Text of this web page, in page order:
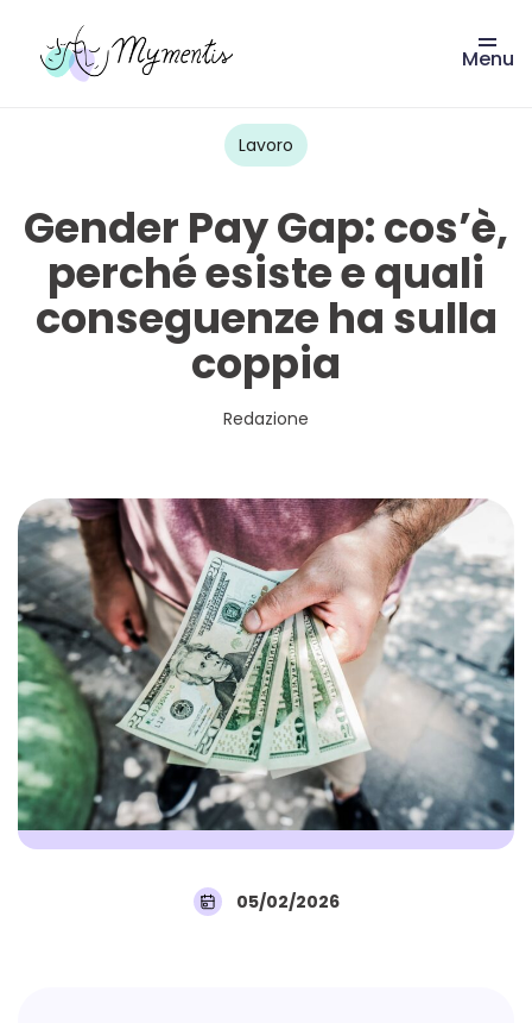
Vai
Menu
Lavoro
Gender Pay Gap: cos’è,
perché esiste e quali
conseguenze ha sulla
coppia
Redazione
05/02/2026